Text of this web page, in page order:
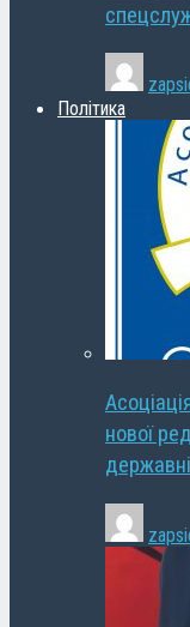
Політика
нової